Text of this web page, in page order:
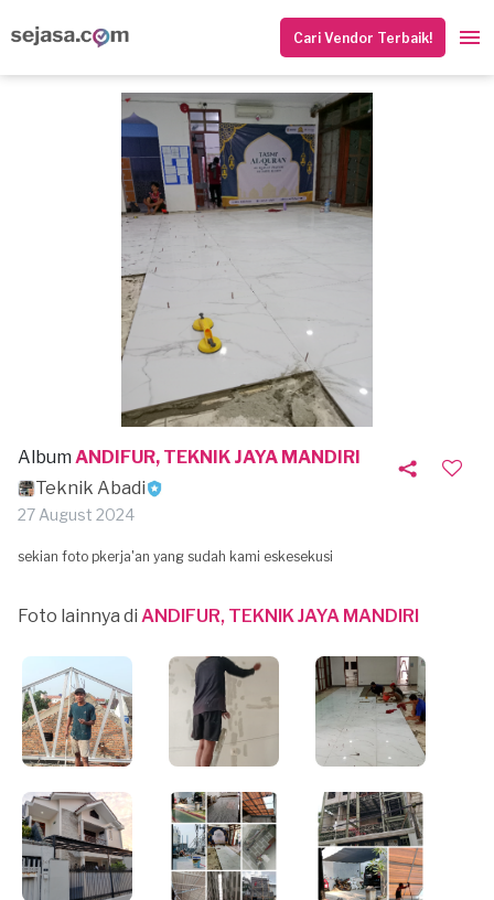
Cari Vendor Terbaik!
Album ANDIFUR, TEKNIK JAYA MANDIRI
Teknik Abadi
27 August 2024
sekian foto pkerja'an yang sudah kami eskesekusi
Foto lainnya di ANDIFUR, TEKNIK JAYA MANDIRI